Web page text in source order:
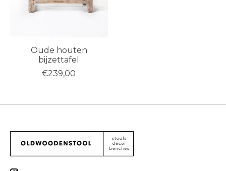
Oude houten
bijzettafel
€239,00